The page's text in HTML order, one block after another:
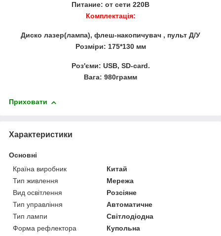
Питание: от сети 220B
Комплектація:
Диско лазер(лампа), флеш-накопичувач , пульт Д/У
Розміри: 175*130 мм
Роз'єми: USB, SD-card.
Вага: 980грамм
Приховати
Характеристики
Основні
Країна виробник
Китай
Тип живлення
Мережа
Вид освітлення
Розсіяне
Тип управління
Автоматичне
Тип лампи
Світлодіодна
Форма рефлектора
Купольна